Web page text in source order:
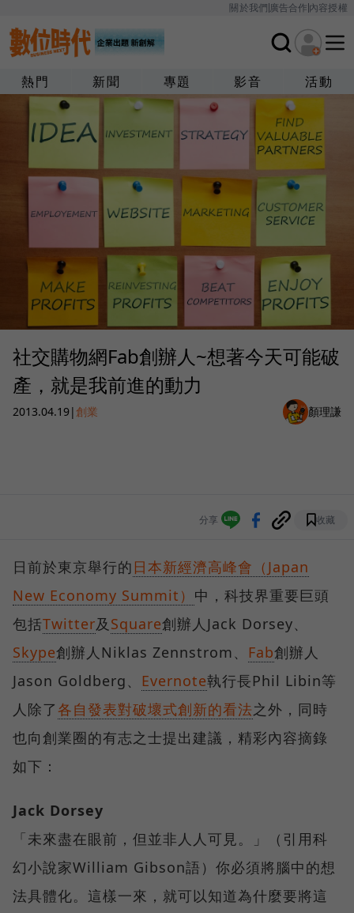
關於我們廣告合作內容授權
熱門 新聞 專題 影音 活動
社交購物網Fab創辦人~想著今天可能破
產，就是我前進的動力
2013.04.19|創業 顏理謙
分享 收藏
日前於東京舉行的 日本新經濟高峰會（Japan
New Economy Summit） 中，科技界重要巨頭
包括Twitter及 Square創辦人Jack Dorsey、
Skype創辦人Niklas Zennstrom、 Fab創辦人
Jason Goldberg、 Evernote執行長Phil Libin等
人除了 各自發表對破壞式創新的看法之外，同時
也向創業圈的有志之士提出建議，精彩內容摘錄
如下：
Jack Dorsey
「未來盡在眼前，但並非人人可見。」（引用科
幻小說家William Gibson語）你必須將腦中的想
法具體化。這樣一來，就可以知道為什麼要將這